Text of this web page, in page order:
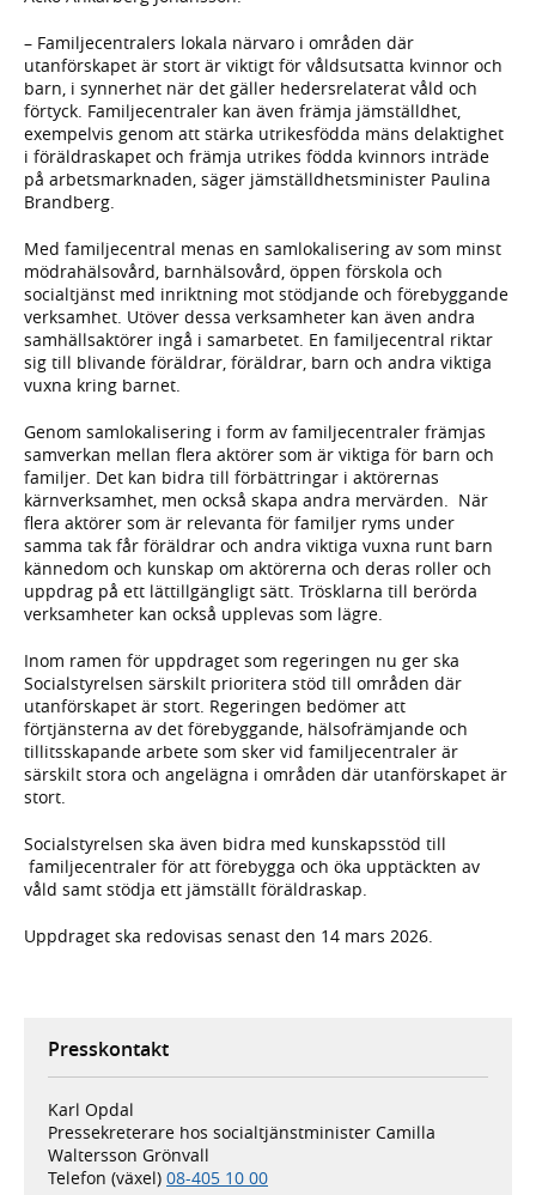
– Familjecentralers lokala närvaro i områden där
utanförskapet är stort är viktigt för våldsutsatta kvinnor och
barn, i synnerhet när det gäller hedersrelaterat våld och
förtyck. Familjecentraler kan även främja jämställdhet,
exempelvis genom att stärka utrikesfödda mäns delaktighet
i föräldraskapet och främja utrikes födda kvinnors inträde
på arbetsmarknaden, säger jämställdhetsminister Paulina
Brandberg.
Med familjecentral menas en samlokalisering av som minst
mödrahälsovård, barnhälsovård, öppen förskola och
socialtjänst med inriktning mot stödjande och förebyggande
verksamhet. Utöver dessa verksamheter kan även andra
samhällsaktörer ingå i samarbetet. En familjecentral riktar
sig till blivande föräldrar, föräldrar, barn och andra viktiga
vuxna kring barnet.
Genom samlokalisering i form av familjecentraler främjas
samverkan mellan flera aktörer som är viktiga för barn och
familjer. Det kan bidra till förbättringar i aktörernas
kärnverksamhet, men också skapa andra mervärden. När
flera aktörer som är relevanta för familjer ryms under
samma tak får föräldrar och andra viktiga vuxna runt barn
kännedom och kunskap om aktörerna och deras roller och
uppdrag på ett lättillgängligt sätt. Trösklarna till berörda
verksamheter kan också upplevas som lägre.
Inom ramen för uppdraget som regeringen nu ger ska
Socialstyrelsen särskilt prioritera stöd till områden där
utanförskapet är stort. Regeringen bedömer att
förtjänsterna av det förebyggande, hälsofrämjande och
tillitsskapande arbete som sker vid familjecentraler är
särskilt stora och angelägna i områden där utanförskapet är
stort.
Socialstyrelsen ska även bidra med kunskapsstöd till
familjecentraler för att förebygga och öka upptäckten av
våld samt stödja ett jämställt föräldraskap.
Uppdraget ska redovisas senast den 14 mars 2026.
Presskontakt
Karl Opdal
Pressekreterare hos socialtjänstminister Camilla
Waltersson Grönvall
Telefon (växel) 08-405 10 00